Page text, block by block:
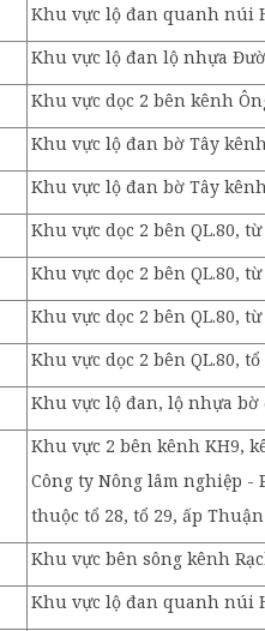
Khu vực lộ đan quanh núi
Khu vực lộ đan lộ nhựa
Khu vực dọc 2 bên kênh
Khu vực lộ đan bờ Tây
Khu vực lộ đan bờ Tây
Khu vực dọc 2 bên QL.80,
Khu vực dọc 2 bên QL.80,
Khu vực dọc 2 bên QL.80,
Khu vực dọc 2 bên QL.80,
Khu vực lộ đan, lộ nhựa
Khu vực 2 bên kênh KH9,
Công ty Nông lâm nghiệp
thuộc tổ 28, tổ 29, ấp
Khu vực bên sông kênh
Khu vực lộ đan quanh núi